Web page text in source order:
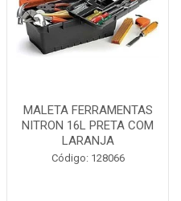
MALETA FERRAMENTAS
NITRON 16L PRETA COM
LARANJA
Código: 128066